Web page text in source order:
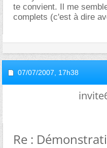
te convient. Il me
complets (c'est à dire
07/07/2007, 17h38
Re :